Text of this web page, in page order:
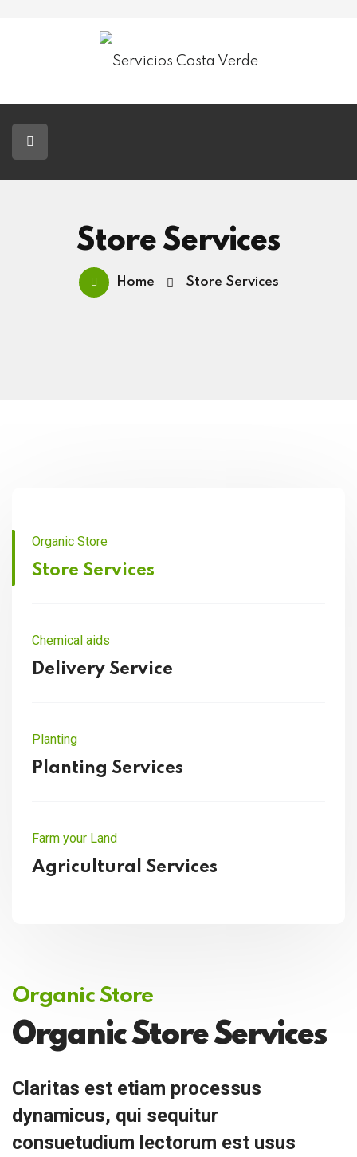
Paisajismo
Tala De Árboles
Store Services
Home Store Services
Organic Store
Store Services
Chemical aids
Delivery Service
Planting
Planting Services
Farm your Land
Agricultural Services
Organic Store
Organic Store Services
Claritas est etiam processus
dynamicus, qui sequitur
consuetudium lectorum est usus